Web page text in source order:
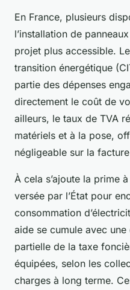
En France, plusieurs
l’installation de
projet plus accessible.
transition énergétique
partie des dépenses
directement le coût de
ailleurs, le taux de TVA
matériels et à la pose,
négligeable sur la
À cela s’ajoute la prime
versée par l’État pour
consommation
aide se cumule avec
partielle de la taxe
équipées, selon les
charges à long terme.